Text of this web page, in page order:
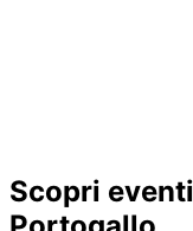
Scopri